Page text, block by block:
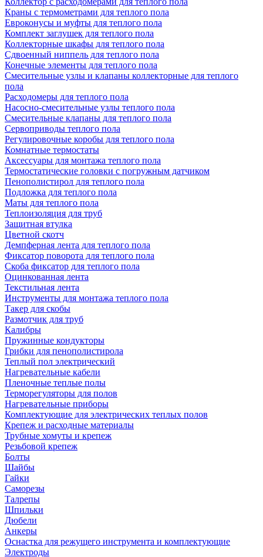
Краны с термометрами для теплого пола
Евроконусы и муфты для теплого пола
Комплект заглушек для теплого пола
Коллекторные шкафы для теплого пола
Сдвоенный ниппель для теплого пола
Конечные элементы для теплого пола
Смесительные узлы и клапаны коллекторные для теплого
пола
Расходомеры для теплого пола
Насосно-смесительные узлы теплого пола
Смесительные клапаны для теплого пола
Сервоприводы теплого пола
Регулировочные коробы для теплого пола
Комнатные термостаты
Аксессуары для монтажа теплого пола
Термостатические головки с погружным датчиком
Пенополистирол для теплого пола
Подложка для теплого пола
Маты для теплого пола
Теплоизоляция для труб
Защитная втулка
Цветной скотч
Демпферная лента для теплого пола
Фиксатор поворота для теплого пола
Скоба фиксатор для теплого пола
Оцинкованная лента
Текстильная лента
Инструменты для монтажа теплого пола
Такер для скобы
Размотчик для труб
Калибры
Пружинные кондукторы
Грибки для пенополистирола
Теплый пол электрический
Нагревательные кабели
Пленочные теплые полы
Терморегуляторы для полов
Нагревательные приборы
Комплектующие для электрических теплых полов
Крепеж и расходные материалы
Трубные хомуты и крепеж
Резьбовой крепеж
Болты
Шайбы
Гайки
Саморезы
Талрепы
Шпильки
Дюбели
Анкеры
Оснастка для режущего инструмента и комплектующие
Электроды